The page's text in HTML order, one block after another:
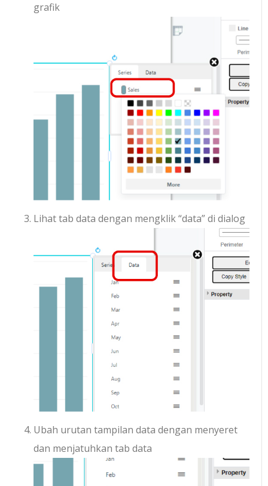
grafik
Lihat tab data dengan mengklik “data” di dialog
Ubah urutan tampilan data dengan menyeret
dan menjatuhkan tab data